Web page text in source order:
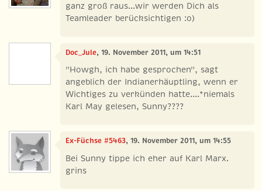
ganz groß raus...wir werden Dich als
Teamleader berücksichtigen :o)
Doc_Jule, 19. November 2011, um 14:51
"Howgh, ich habe gesprochen", sagt
angeblich der Indianerhäuptling, wenn er
Wichtiges zu verkünden hatte....*niemals
Karl May gelesen, Sunny????
Ex-Füchse #5463, 19. November 2011, um 14:55
Bei Sunny tippe ich eher auf Karl Marx.
grins